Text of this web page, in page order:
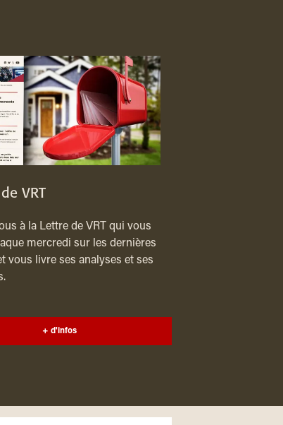
VRT
à la Lettre de VRT qui vous
mercredi sur les dernières
vous livre ses analyses et ses
+ d'infos